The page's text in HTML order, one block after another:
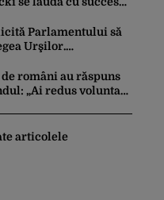
americane
Parlamentului să
Urşilor.
timp real
români au răspuns
„Ai redus voluntar
o surpriză
articolele